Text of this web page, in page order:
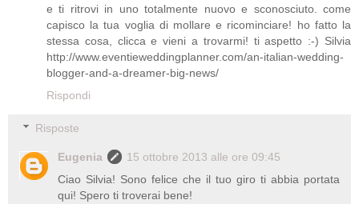
e ti ritrovi in uno totalmente nuovo e sconosciuto. come
capisco la tua voglia di mollare e ricominciare! ho fatto la
stessa cosa, clicca e vieni a trovarmi! ti aspetto :-) Silvia
http://www.eventieweddingplanner.com/an-italian-wedding-
blogger-and-a-dreamer-big-news/
Rispondi
Risposte
Eugenia
15 ottobre 2013 alle ore 09:45
Ciao Silvia! Sono felice che il tuo giro ti abbia portata
qui! Spero ti troverai bene!